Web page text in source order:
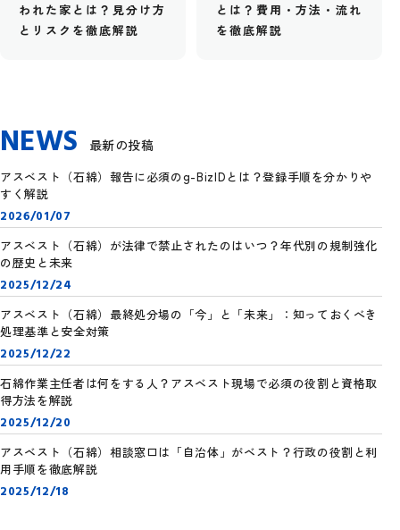
われた家とは？見分け方
とリスクを徹底解説
とは？費用・方法・流れ
を徹底解説
NEWS 最新の投稿
アスベスト（石綿）報告に必須のg-BizIDとは？登録手順を分かりや
すく解説
2026/01/07
アスベスト（石綿）が法律で禁止されたのはいつ？年代別の規制強化
の歴史と未来
2025/12/24
アスベスト（石綿）最終処分場の「今」と「未来」：知っておくべき
処理基準と安全対策
2025/12/22
石綿作業主任者は何をする人？アスベスト現場で必須の役割と資格取
得方法を解説
2025/12/20
アスベスト（石綿）相談窓口は「自治体」がベスト？行政の役割と利
用手順を徹底解説
2025/12/18